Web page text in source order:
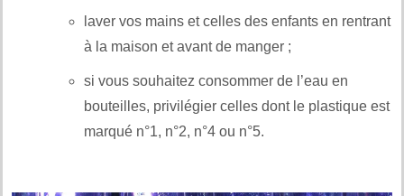
laver vos mains et celles des enfants en rentrant
à la maison et avant de manger ;
si vous souhaitez consommer de l’eau en
bouteilles, privilégier celles dont le plastique est
marqué n°1, n°2, n°4 ou n°5.